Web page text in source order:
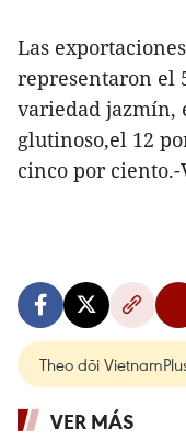
Las
representaron el
variedad jazmín,
glutinoso,el 12
cinco por ciento.-
Theo dõi
VER MÁS